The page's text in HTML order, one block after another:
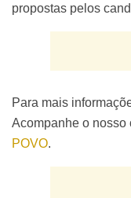
propostas pelos
Para mais
Acompanhe o nosso
POVO.